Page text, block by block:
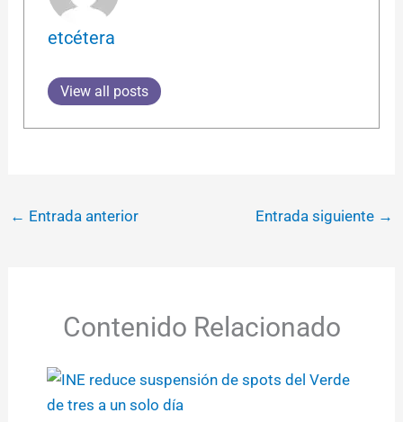
etcétera
View all posts
← Entrada anterior Entrada siguiente →
Contenido Relacionado